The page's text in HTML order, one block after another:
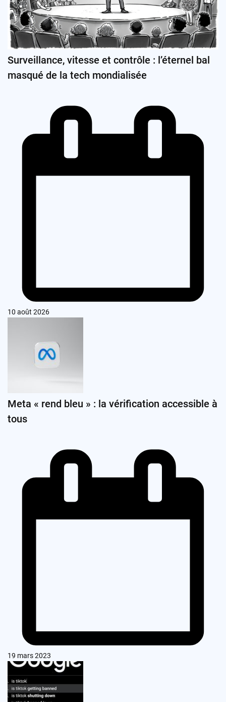
Surveillance, vitesse et contrôle : l’éternel bal
masqué de la tech mondialisée
10 août 2026
Meta « rend bleu » : la vérification accessible à
tous
19 mars 2023